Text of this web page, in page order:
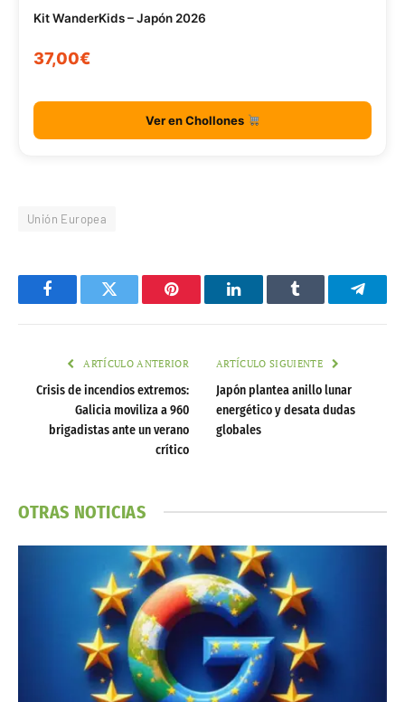
Kit WanderKids – Japón 2026
37,00€
Ver en Chollones
Unión Europea
FacebookTwitter Pinterest LinkedInTumblr
ARTÍCULO ANTERIOR
Crisis de incendios extremos:
Galicia moviliza a 960
brigadistas ante un verano
crítico
ARTÍCULO SIGUIENTE
Japón plantea anillo lunar
energético y desata dudas
globales
OTRAS NOTICIAS